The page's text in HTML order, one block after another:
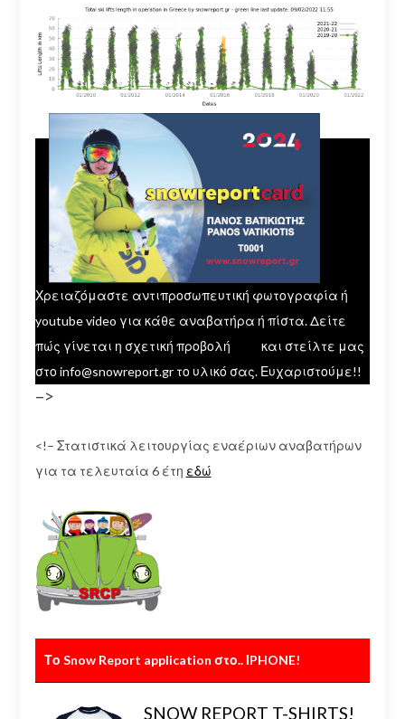
Χρειαζόμαστε αντιπροσωπευτική φωτογραφία ή
youtube video για κάθε αναβατήρα ή πίστα. Δείτε
πώς γίνεται η σχετική προβολή
και στείλτε μας
στο info@snowreport.gr το υλικό σας. Ευχαριστούμε!!
–>
<!– Στατιστικά λειτουργίας εναέριων αναβατήρων
για τα τελευταία 6 έτη εδώ
Το Snow Report application στο.. ΙPHONE!
SNOW REPORT T-SHIRTS!